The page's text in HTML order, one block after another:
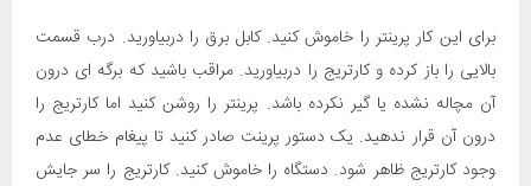
برای این کار پرینتر را خاموش کنید. کابل برق را دربیاورید. درب قسمت
بالایی را باز کرده و کارتریج را دربیاورید. مراقب باشید که برگه ای درون
آن مچاله نشده یا گیر نکرده باشد. پرینتر را روشن کنید اما کارتریج را
درون آن قرار ندهید. یک دستور پرینت صادر کنید تا پیغام خطای عدم
وجود کارتریج ظاهر شود. دستگاه را خاموش کنید. کارتریج را سر جایش